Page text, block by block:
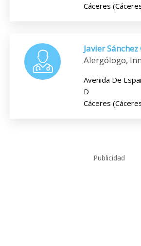
Cáceres
Javier
Alergólogo,
Avenida De
D
Cáceres
Publicidad